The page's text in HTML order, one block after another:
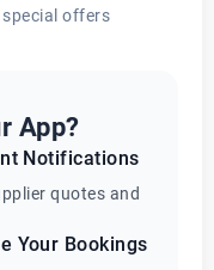
offers
App?
Notifications
quotes and
Your Bookings